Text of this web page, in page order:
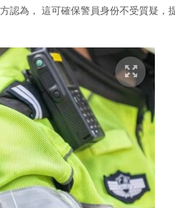
認為， 這可確保警員身份不受質疑，